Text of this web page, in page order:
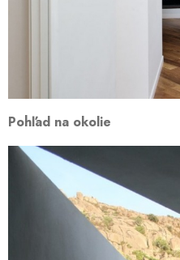
Pohľad na okolie